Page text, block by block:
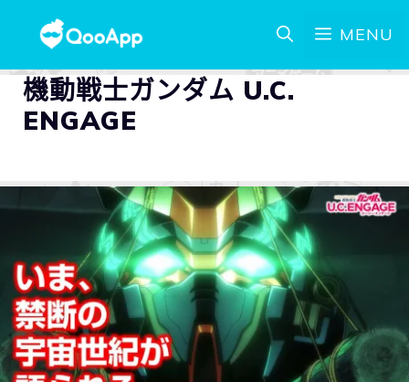
MENU
機動戦士ガンダム U.C.
ENGAGE